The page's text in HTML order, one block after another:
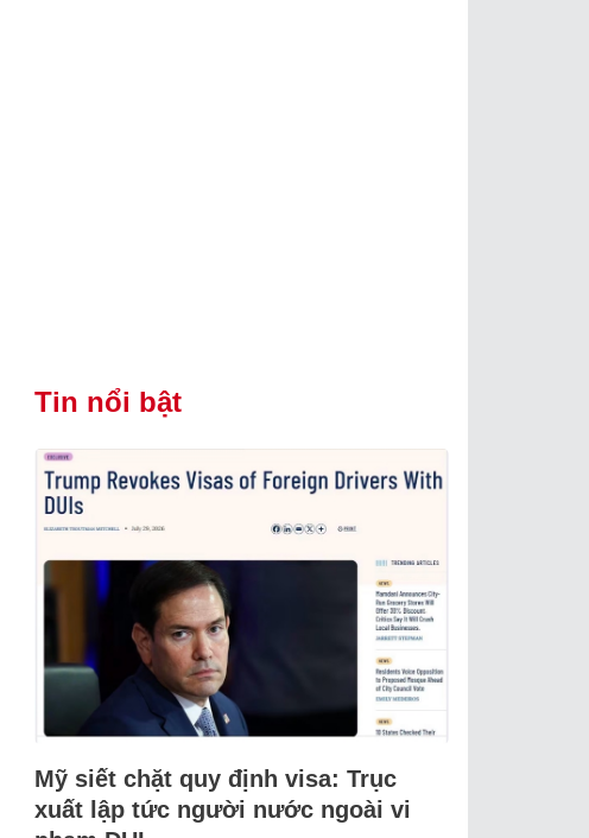
Tin nổi bật
Mỹ siết chặt quy định visa: Trục
xuất lập tức người nước ngoài vi